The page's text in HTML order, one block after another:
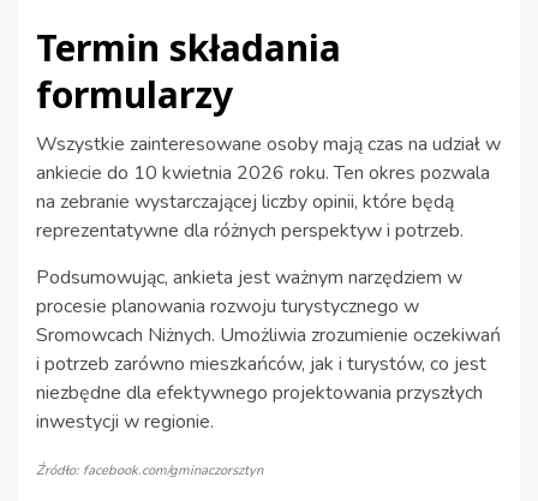
Termin składania
formularzy
Wszystkie zainteresowane osoby mają czas na udział w
ankiecie do 10 kwietnia 2026 roku. Ten okres pozwala
na zebranie wystarczającej liczby opinii, które będą
reprezentatywne dla różnych perspektyw i potrzeb.
Podsumowując, ankieta jest ważnym narzędziem w
procesie planowania rozwoju turystycznego w
Sromowcach Niżnych. Umożliwia zrozumienie oczekiwań
i potrzeb zarówno mieszkańców, jak i turystów, co jest
niezbędne dla efektywnego projektowania przyszłych
inwestycji w regionie.
Źródło: facebook.com/gminaczorsztyn